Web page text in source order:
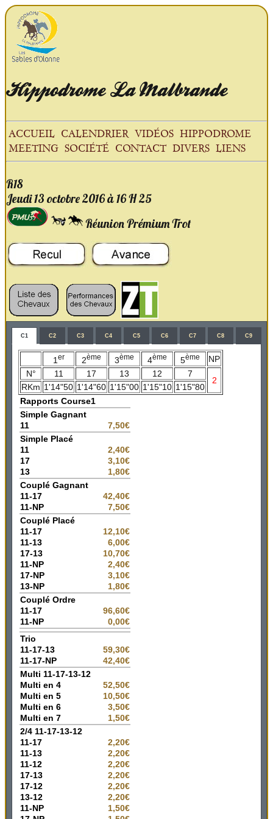
HippodromeLa Malbrande
ACCUEIL CALENDRIER VIDÉOS HIPPODROME
MEETING SOCIÉTÉ CONTACT DIVERS LIENS
R18
Jeudi 13 octobre2016à 16 H 25
Réunion Prémium Trot
C1 C2 C3 C4 C5 C6 C7 C8 C9
1 er 2ème 3ème 4ème 5ème
NP
N°
11 17 13 12 7
2
RKm 1'14"50 1'14"60 1'15"00 1'15"10 1'15"80
Rapports Course1
Simple Gagnant
11
7,50€
Simple Placé
11
2,40€
17
3,10€
13
1,80€
Couplé Gagnant
11-17
42,40€
11-NP
7,50€
Couplé Placé
11-17
12,10€
11-13
6,00€
17-13
10,70€
11-NP
2,40€
17-NP
3,10€
13-NP
1,80€
Couplé Ordre
11-17
96,60€
11-NP
0,00€
Trio
11-17-13
59,30€
11-17-NP
42,40€
Multi 11-17-13-12
Multi en 4
52,50€
Multi en 5
10,50€
Multi en 6
3,50€
Multi en 7
1,50€
2/4 11-17-13-12
11-17
2,20€
11-13
2,20€
11-12
2,20€
17-13
2,20€
17-12
2,20€
13-12
2,20€
11-NP
1,50€